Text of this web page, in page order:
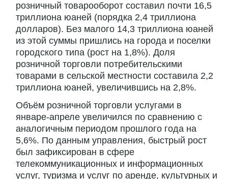
розничный товарооборот составил почти 16,5
триллиона юаней (порядка 2,4 триллиона
долларов). Без малого 14,3 триллиона юаней
из этой суммы пришлись на города и поселки
городского типа (рост на 1,8%). Доля
розничной торговли потребительскими
товарами в сельской местности составила 2,2
триллиона юаней, увеличившись на 2,8%.
Объём розничной торговли услугами в
январе-апреле увеличился по сравнению с
аналогичным периодом прошлого года на
5,6%. По данным управления, быстрый рост
был зафиксирован в сфере
телекоммуникационных и информационных
услуг, туризма и услуг по аренде, культурных и